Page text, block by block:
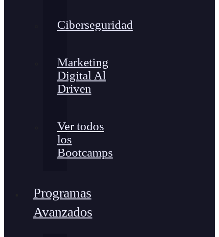
Ciberseguridad
Marketing
Digital Al
Driven
Ver todos
los
Bootcamps
Programas
Avanzados